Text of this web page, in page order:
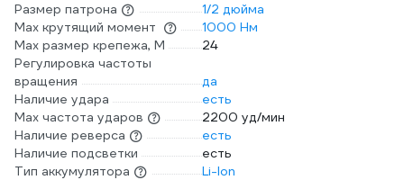
Размер патрона
1/2 дюйма
Max крутящий момент
1000 Нм
Max размер крепежа, М
24
Регулировка частоты
вращения
да
Наличие удара
есть
Мах частота ударов
2200 уд/мин
Наличие реверса
есть
Наличие подсветки
есть
Тип аккумулятора
Li-Ion